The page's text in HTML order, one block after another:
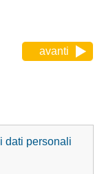
avanti
dati personali